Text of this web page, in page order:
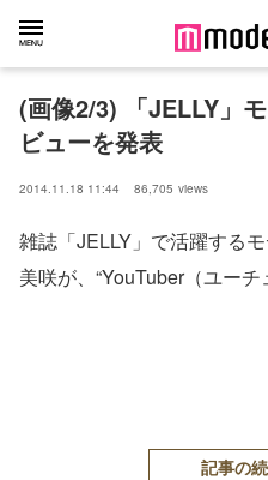
(画像2/3) 「JELLY」
ビューを発表
2014.11.18 11:44 86,705 views
雑誌「JELLY」で活躍する
美咲が、“YouTuber（ユーチ
記事の